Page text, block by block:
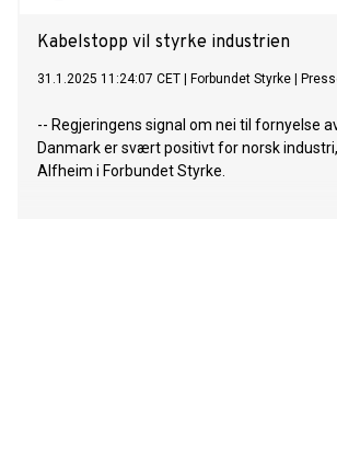
Kabelstopp vil styrke industrien
31.1.2025 11:24:07 CET Forbundet Styrke
-- Regjeringens signal om nei til fornyelse
Danmark er svært positivt for norsk
Alfheim i Forbundet Styrke.